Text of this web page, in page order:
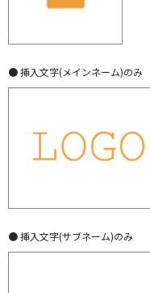
● 挿入文字(メインネーム)のみ
● 挿入文字(サブネーム)のみ